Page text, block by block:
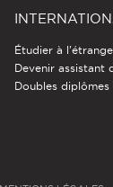
Étudier à
Devenir assistant
Doubles diplômes